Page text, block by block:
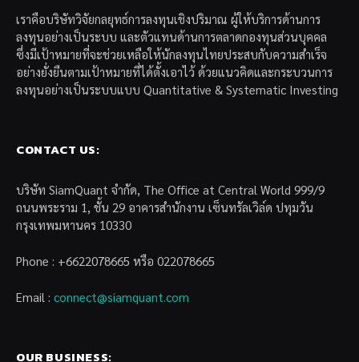
เราคือบริษัทวิจัยกลยุทธ์การลงทุนเชิงปริมาณ ผู้ให้บริการด้านการ
ลงทุนอย่างเป็นระบบ และตัวแทนด้านการตลาดกองทุนส่วนบุคคล
ซึ่งมีเป้าหมายที่จะช่วยเหลือให้นักลงทุนไทยประสบกับความสำเร็จ
อย่างยั่งยืนตามเป้าหมายที่ได้ตั้งเอาไว้ ด้วยแนวคิดและกระบวนการ
ลงทุนอย่างเป็นระบบแบบ Quantitative & Systematic Investing
CONTACT US:
บริษัท SiamQuant จำกัด, The Office at Central World 999/9
ถนนพระราม 1, ชั้น 29 อาคารสำนักงาน เซ็นทรัลเวิล์ด ปทุมวัน
กรุงเทพมหานคร 10330
Phone : +6622078665 หรือ 022078665
Email : connect@siamquant.com
OUR BUSINESS: